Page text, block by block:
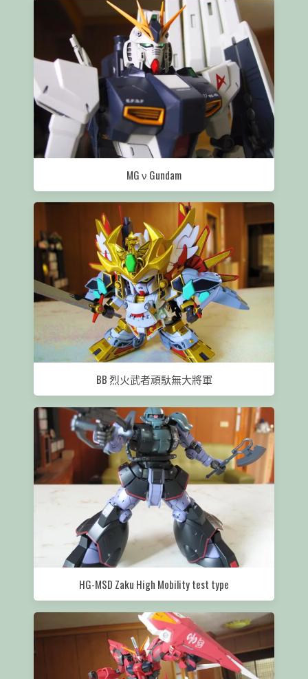
MG ν Gundam
BB 烈火武者頑馱無大將軍
HG-MSD Zaku High Mobility test type